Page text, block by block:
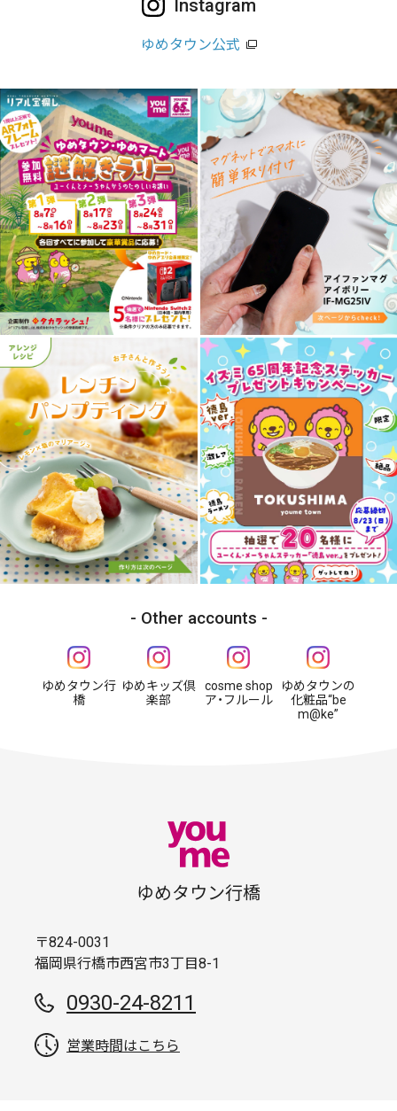
Instagram
ゆめタウン公式
Other accounts
ゆめタウン行
橋
ゆめキッズ倶
楽部
cosme shop
ア・フルール
ゆめタウンの
化粧品“be
m@ke”
ゆめタウン行橋
〒824-0031
福岡県行橋市西宮市3丁目8-1
0930-24-8211
営業時間はこちら